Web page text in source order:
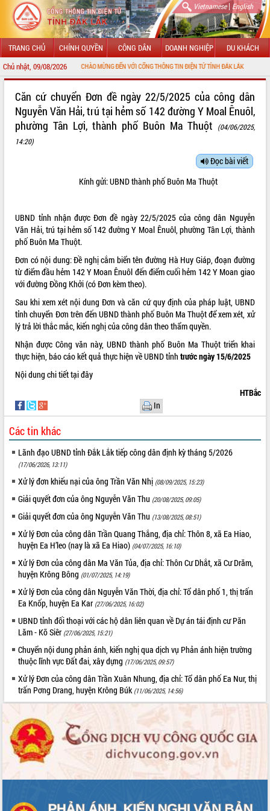
Vietnamese| English
TRANG CHỦ CHÍNH QUYỀN CÔNG DÂN DOANH NGHIỆP DU KHÁCH
Chủ nhật, 09/08/2026CHÀO MỪNG ĐẾN VỚI CỔNG THÔNG TIN ĐIỆN TỬ TỈNH ĐẮK LẮK
LÃNH ĐẠO UBND TỈNH
TIN TỨC SỰ KIỆN
UBND CÁC XÃ, PHƯỜNG
THÔNG TIN CHỈ ĐẠO ĐIỀU HÀNH
HỆ THỐNG VĂN BẢN
VĂN BẢN HĐND TỈNH
ĐIỂM TIN VĂN BẢN
QUY HOẠCH - KẾ HOẠCH
VIDEO
Trailer Lễ hội Sầu riêng Đắk Lắk năm
2026
Khám bệnh, cấp phát thuốc miễn phí
và tặng quà người dân xã Cư Pui
Hội nghị UBND tỉnh Đắk Lắk thường kỳ
tháng 7/2026
Lễ truy tặng danh hiệu “Bà Mẹ Việt
Nam Anh hùng” và trao Huân chương
Lao động
ALBUM ẢNH
Căn cứ chuyển Đơn đề ngày 22/5/2025 của công dân
Nguyễn Văn Hải, trú tại hẻm số 142 đường Y Moal Ênuôl,
phường Tân Lợi, thành phố Buôn Ma Thuột
(04/06/2025,
14:20)
Đọc bài viết
Kính gửi: UBND thành phố Buôn Ma Thuột
UBND tỉnh nhận được Đơn đề ngày 22/5/2025 của công dân Nguyễn
Văn Hải, trú tại hẻm số 142 đường Y Moal Ênuôl, phường Tân Lợi, thành
phố Buôn Ma Thuột.
Đơn có nội dung: Đề nghị cắm biển tên đường Hà Huy Giáp, đoạn đường
từ điểm đầu hẻm 142 Y Moan Ênuôl đến điểm cuối hẻm 142 Y Moan giao
với đường Đồng Khởi (có Đơn kèm theo).
Sau khi xem xét nội dung Đơn và căn cứ quy định của pháp luật, UBND
tỉnh chuyển Đơn trên đến UBND thành phố Buôn Ma Thuột để xem xét, xử
lý trả lời thắc mắc, kiến nghị của công dân theo thẩm quyền.
Nhận được Công văn này, UBND thành phố Buôn Ma Thuột triển khai
thực hiện, báo cáo kết quả thực hiện về UBND tỉnhtrước ngày 15/6/2025
Nội dung chi tiếttại đây
HTBắc
In
Các tin khác
Lãnh đạo UBND tỉnh Đắk Lắk tiếp công dân định kỳ tháng 5/2026
(17/06/2026, 13:11)
Xử lý đơn khiếu nại của ông Trần Văn Nhị (08/09/2025, 15:23)
Giải quyết đơn của ông Nguyễn Văn Thu (20/08/2025, 09:05)
Giải quyết đơn của ông Nguyễn Văn Thu (13/08/2025, 08:51)
Xử lý Đơn của công dân Trần Quang Thắng, địa chỉ: Thôn 8, xã Ea Hiao,
huyện Ea H’leo (nay là xã Ea Hiao) (04/07/2025, 16:10)
Xử lý Đơn của công dân Ma Văn Tủa, địa chỉ: Thôn Cư Dhắt, xã Cư Drăm,
huyện Krông Bông (01/07/2025, 14:19)
Xử lý Đơn của công dân Nguyễn Văn Thời, địa chỉ: Tổ dân phố 1, thị trấn
Ea Knốp, huyện Ea Kar (27/06/2025, 16:02)
UBND tỉnh đối thoại với các hộ dân liên quan về Dự án tái định cư Păn
Lăm - Kõ Siêr (27/06/2025, 15:21)
Chuyển nội dung phản ánh, kiến nghị qua dịch vụ Phản ánh hiện trường
thuộc lĩnh vực Đất đai, xây dựng (17/06/2025, 09:57)
Xử lý Đơn của công dân Trần Xuân Nhung, địa chỉ: Tổ dân phố Ea Nur, thị
trấn Pơng Drang, huyện Krông Búk (11/06/2025, 14:56)